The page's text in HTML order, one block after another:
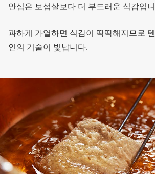
안심은 보섭살보다 더 부드러운 식감입
과하게 가열하면 식감이 딱딱해지므로
인의 기술이 빛납니다.